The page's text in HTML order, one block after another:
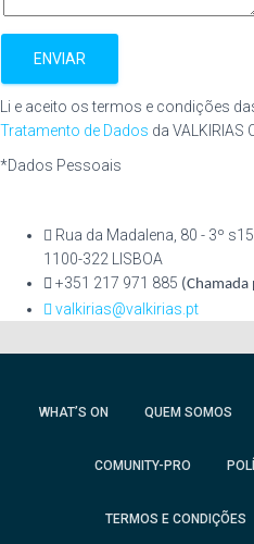
ENVIAR
Li e aceito os termos e condições
Tratamento de Dados da VALKIRIAS
*Dados Pessoais
Rua da Madalena, 80 - 3º s15
1100-322 LISBOA
+351 217 971 885 (Chamada
valkirias@valkirias.pt
WHAT’S ON QUEM SOMOS
COMUNITY-PRO
TERMOS E CONDIÇÕES